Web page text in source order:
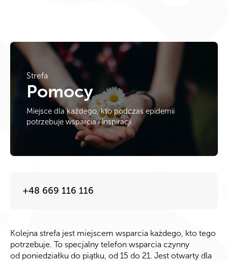
Strefa
Pomocy
Miejsce dla każdego, kto podczas epidemii
potrzebuje wsparcia i inspiracji.
+48 669 116 116
Kolejna strefa jest miejscem wsparcia każdego, kto tego
potrzebuje. To specjalny telefon wsparcia czynny
od poniedziałku do piątku, od 15 do 21. Jest otwarty dla